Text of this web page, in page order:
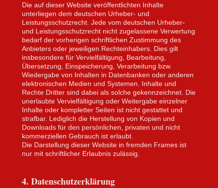
Die auf dieser Website veröffentlichten Inhalte
unterliegen dem deutschen Urheber- und
Leistungsschutzrecht. Jede vom deutschen Urheber-
und Leistungsschutzrecht nicht zugelassene Verwertung
bedarf der vorherigen schriftlichen Zustimmung des
Anbieters oder jeweiligen Rechteinhabers. Dies gilt
insbesondere für Vervielfältigung, Bearbeitung,
Übersetzung, Einspeicherung, Verarbeitung bzw.
Wiedergabe von Inhalten in Datenbanken oder anderen
elektronischen Medien und Systemen. Inhalte und
Rechte Dritter sind dabei als solche gekennzeichnet. Die
unerlaubte Vervielfältigung oder Weitergabe einzelner
Inhalte oder kompletter Seiten ist nicht gestattet und
strafbar. Lediglich die Herstellung von Kopien und
Downloads für den persönlichen, privaten und nicht
kommerziellen Gebrauch ist erlaubt.
Die Darstellung dieser Website in fremden Frames ist
nur mit schriftlicher Erlaubnis zulässig.
4. Datenschutzerklärung